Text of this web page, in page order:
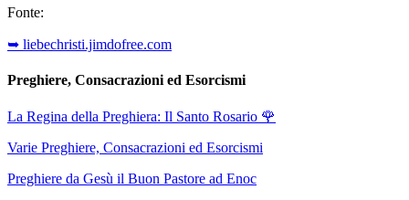
Fonte:
➥ liebechristi.jimdofree.com
Preghiere, Consacrazioni ed Esorcismi
La Regina della Preghiera: Il Santo Rosario 🌹
Varie Preghiere, Consacrazioni ed Esorcismi
Preghiere da Gesù il Buon Pastore ad Enoc